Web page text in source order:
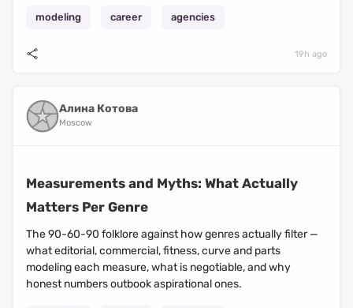
modeling career agencies
19h ago
Алина Котова
Moscow
Measurements and Myths: What Actually
Matters Per Genre
The 90-60-90 folklore against how genres actually filter —
what editorial, commercial, fitness, curve and parts
modeling each measure, what is negotiable, and why
honest numbers outbook aspirational ones.